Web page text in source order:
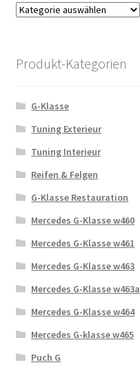
Produkt-Kategorien
G-Klasse
Tuning Exterieur
Tuning Interieur
Reifen & Felgen
G-Klasse Restauration
Mercedes G-Klasse w460
Mercedes G-Klasse w461
Mercedes G-Klasse w463
Mercedes G-Klasse w463a
Mercedes G-Klasse w464
Mercedes G-klasse w465
Puch G